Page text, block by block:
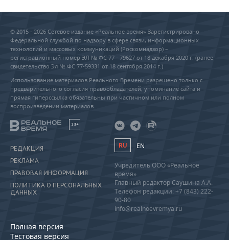
© 2015 - 2026 Сетевое издание «Реальное время» Зарегистрировано
Федеральной службой по надзору в сфере связи, информационных
технологий и массовых коммуникаций (Роскомнадзор) –
регистрационный номер ЭЛ № ФС 77 - 79627 от 18 декабря 2020 г. (ранее
свидетельство Эл № ФС 77-59331 от 18 сентября 2014 г.)
Использование материалов Реального Времени разрешено только с
предварительного согласия правообладателей, упоминание сайта и
прямая гиперссылка обязательны при частичном или полном
воспроизведении материалов.
18+
РЕДАКЦИЯ
РЕКЛАМА
ПРАВОВАЯ ИНФОРМАЦИЯ
ПОЛИТИКА О ПЕРСОНАЛЬНЫХ
ДАННЫХ
Полная версия
Тестовая версия
RU EN
Учредитель ООО «Реальное
время»
Главный редактор Саушина А.А.
Телефон редакции: +7 (843) 222-
90-80
info@realnoevremya.ru